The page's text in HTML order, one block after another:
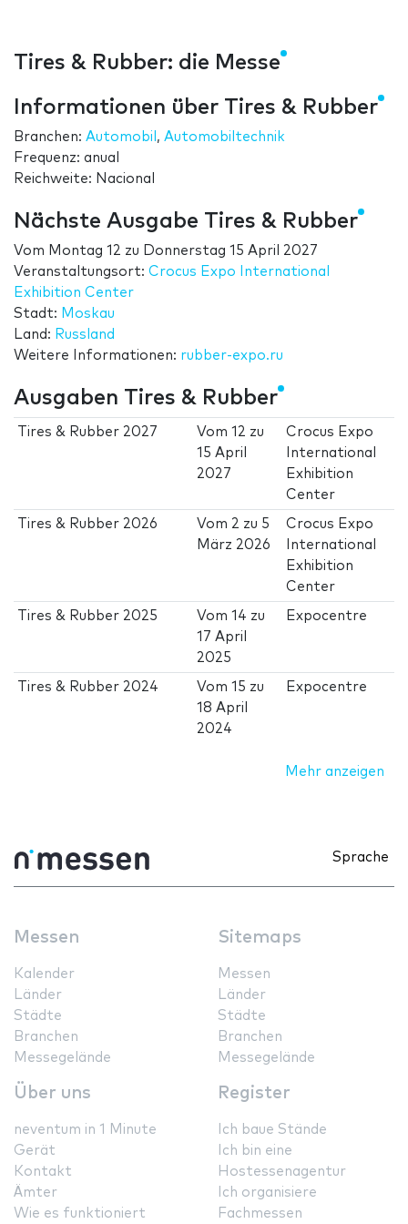
Tires & Rubber: die Messe
Informationen über Tires & Rubber
Branchen: Automobil , Automobiltechnik
Frequenz: anual
Reichweite: Nacional
Nächste Ausgabe Tires & Rubber
Vom Montag 12 zu Donnerstag 15 April 2027
Veranstaltungsort: Crocus Expo International
Exhibition Center
Stadt: Moskau
Land: Russland
Weitere Informationen: rubber-expo.ru
Ausgaben Tires & Rubber
Tires & Rubber 2027 Vom12 zu
15 April
2027
Crocus Expo
International
Exhibition
Center
Tires & Rubber 2026 Vom 2 zu 5
März 2026
Crocus Expo
International
Exhibition
Center
Tires & Rubber 2025 Vom14 zu
17 April
2025
Expocentre
Tires & Rubber 2024 Vom15 zu
18 April
2024
Expocentre
Mehr anzeigen
Sprache
Messen
Kalender
Länder
Städte
Branchen
Messegelände
Sitemaps
Messen
Länder
Städte
Branchen
Messegelände
Über uns
neventum in 1 Minute
Gerät
Kontakt
Ämter
Wie es funktioniert
Register
Ich baue Stände
Ich bin eine
Hostessenagentur
Ich organisiere
Fachmessen